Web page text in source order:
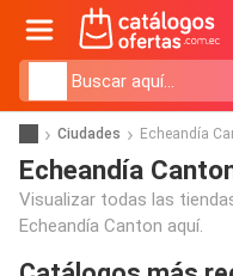
Ciudades Echeandía
Echeandía
Visualizar todas las
Echeandía Canton aquí.